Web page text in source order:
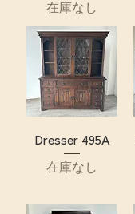
在庫なし
Dresser 495A
在庫なし